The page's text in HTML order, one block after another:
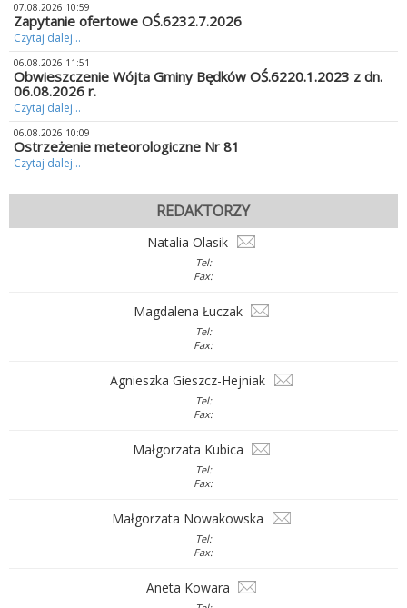
07.08.2026 10:59
Zapytanie ofertowe OŚ.6232.7.2026
Czytaj dalej...
06.08.2026 11:51
Obwieszczenie Wójta Gminy Będków OŚ.6220.1.2023 z dn.
06.08.2026 r.
Czytaj dalej...
06.08.2026 10:09
Ostrzeżenie meteorologiczne Nr 81
Czytaj dalej...
REDAKTORZY
Natalia Olasik
Tel:
Fax:
Magdalena Łuczak
Tel:
Fax:
Agnieszka Gieszcz-Hejniak
Tel:
Fax:
Małgorzata Kubica
Tel:
Fax:
Małgorzata Nowakowska
Tel:
Fax:
Aneta Kowara